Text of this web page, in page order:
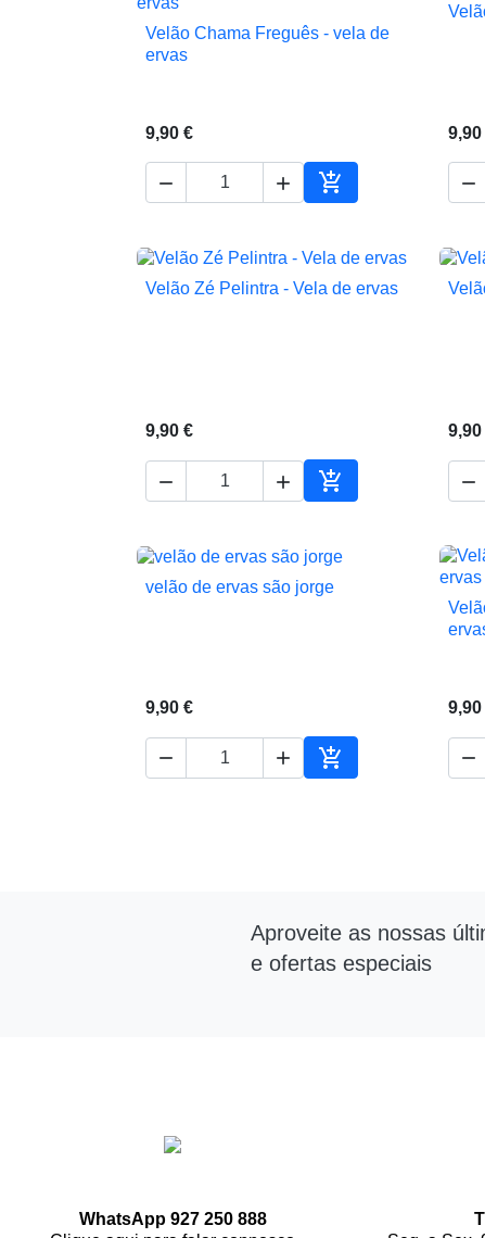
 Vista rápida
Velão Chama Freguês - vela de
ervas
9,90 €
  
Adicionar ao
9,90

 Vista rápida
Velão Zé Pelintra - Vela de ervas
9,90 €
  
Adicionar ao
9,90

 Vista rápida
velão de ervas são jorge
9,90 €
  
Adicionar ao
9,90

Aproveite as nossas
e ofertas especiais
WhatsApp 927 250 888